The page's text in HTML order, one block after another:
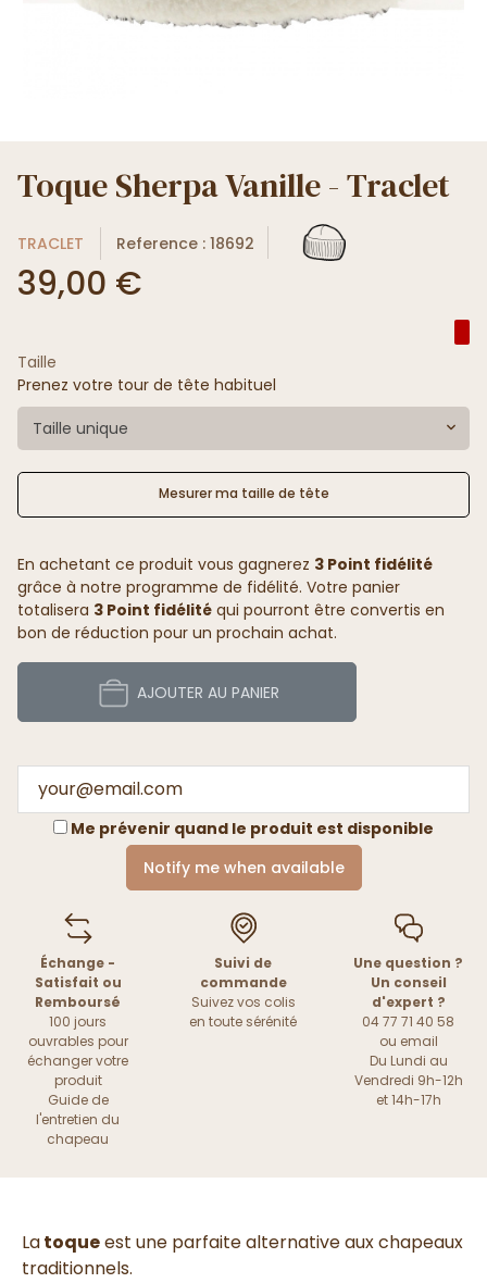
Toque Sherpa Vanille - Traclet
TRACLET Reference : 18692
39,00 €
Taille
Prenez votre tour de tête habituel
Taille unique
Mesurer ma taille de tête
En achetant ce produit vous gagnerez 3 Point fidélité
grâce à notre programme de fidélité. Votre panier
totalisera 3 Point fidélité qui pourront être convertis en
bon de réduction pour un prochain achat.
AJOUTER AU PANIER
Me prévenir quand le produit est disponible
Notify me when available
Échange -
Satisfait ou
Remboursé
100 jours
ouvrables pour
échanger votre
produit
Guide de
l'entretien du
chapeau
Suivi de
commande
Suivez vos colis
en toute sérénité
Une question ?
Un conseil
d'expert ?
04 77 71 40 58
ou email
Du Lundi au
Vendredi 9h-12h
et 14h-17h
Latoqueest une parfaite alternative aux chapeaux
traditionnels.